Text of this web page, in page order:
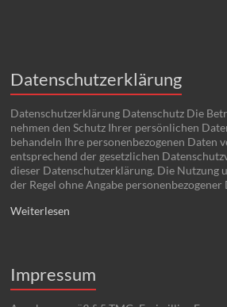
Datenschutzerklärung
Datenschutzerklärung Datenschutz Die
nehmen den Schutz Ihrer persönlichen
behandeln Ihre personenbezogenen Daten
entsprechend der gesetzlichen
dieser Datenschutzerklärung. Die Nutzung
der Regel ohne Angabe personenbezogener
Weiterlesen
Impressum